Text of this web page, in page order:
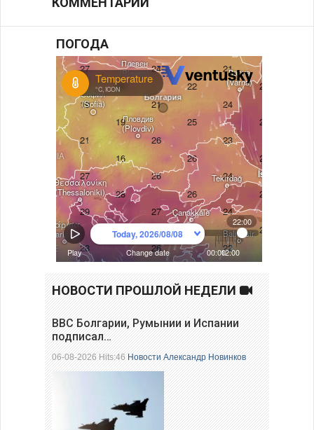
ПОГОДА
НОВОСТИ ПРОШЛОЙ НЕДЕЛИ
ВВС Болгарии, Румынии и Испании
подписал…
06-08-2026 Hits:46Новости Александр Новинков